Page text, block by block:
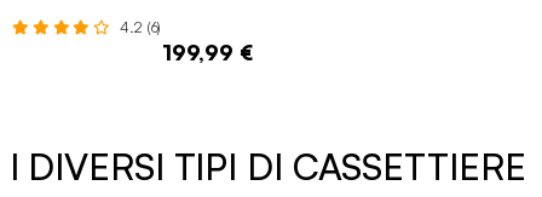
4.2 (6)
199,99 €
I DIVERSI TIPI DI CASSETTIERE